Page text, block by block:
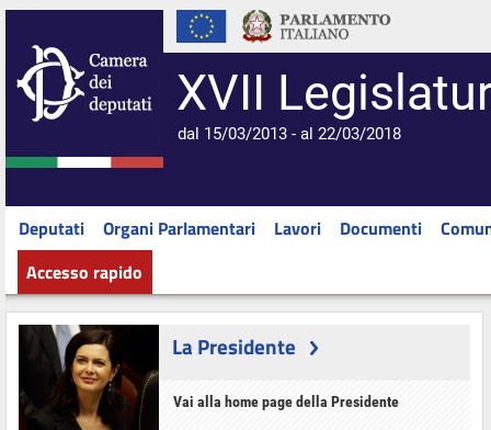
XVII
dal 15/03/2013 - al 22/03/2018
Deputati Organi Parlamentari Lavori Documenti
Accesso rapido
La Presidente
Vai alla home page della Presidente